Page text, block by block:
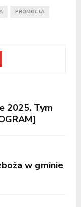
PROMOCJA
2025. Tym
w gminie